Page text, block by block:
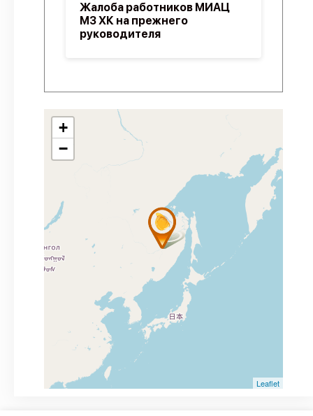
Жалоба работников МИАЦ
МЗ ХК на прежнего
руководителя
+
−
Leaflet